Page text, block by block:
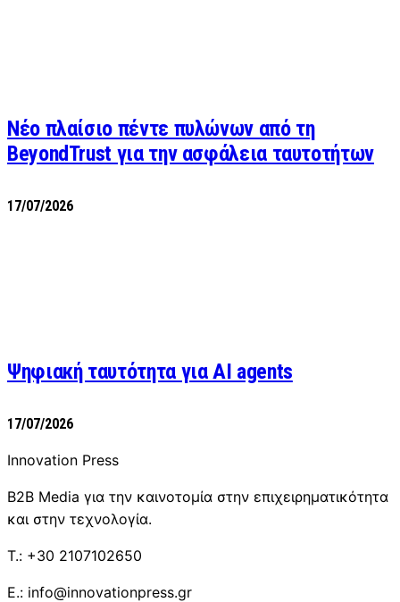
Νέο πλαίσιο πέντε πυλώνων από τη
BeyondTrust για την ασφάλεια ταυτοτήτων
17/07/2026
Ψηφιακή ταυτότητα για AI agents
17/07/2026
Innovation Press
B2B Media για την καινοτομία στην επιχειρηματικότητα
και στην τεχνολογία.
T.: +30 2107102650
E.: info@innovationpress.gr